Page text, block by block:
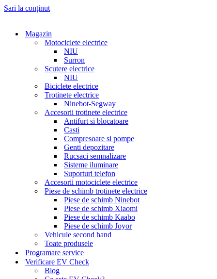
Sari la conținut
Magazin
Motociclete electrice
NIU
Surron
Scutere electrice
NIU
Biciclete electrice
Trotinete electrice
Ninebot-Segway
Accesorii trotinete electrice
Antifurt si blocatoare
Casti
Compresoare si pompe
Genti depozitare
Rucsaci semnalizare
Sisteme iluminare
Suporturi telefon
Accesorii motociclete electrice
Piese de schimb trotinete electrice
Piese de schimb Ninebot
Piese de schimb Xiaomi
Piese de schimb Kaabo
Piese de schimb Joyor
Vehicule second hand
Toate produsele
Programare service
Verificare EV Check
Blog